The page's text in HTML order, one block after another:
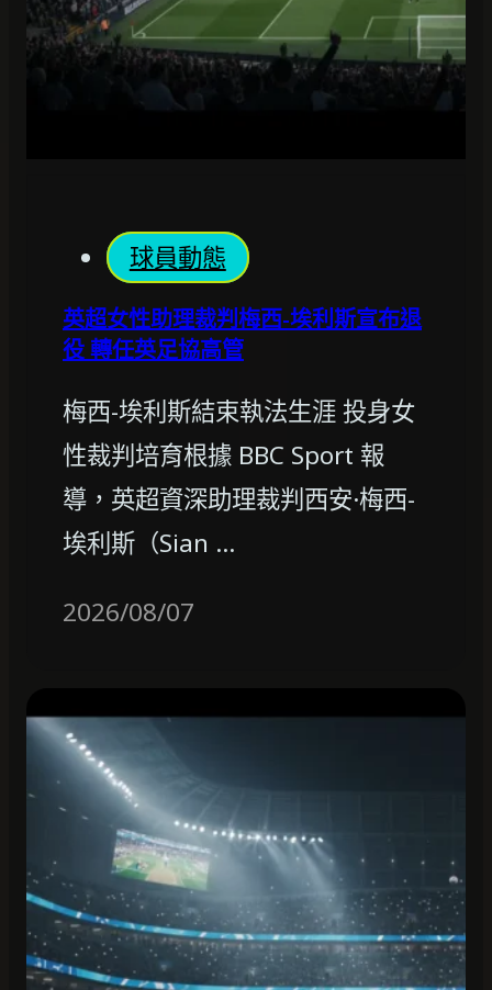
球員動態
英超女性助理裁判梅西-埃利斯宣布退
役 轉任英足協高管
梅西-埃利斯結束執法生涯 投身女
性裁判培育根據 BBC Sport 報
導，英超資深助理裁判西安·梅西-
埃利斯（Sian …
2026/08/07